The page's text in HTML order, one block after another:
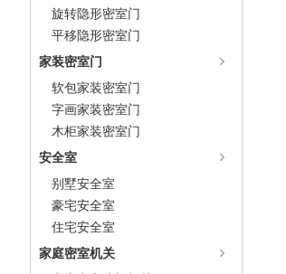
旋转隐形密室门
平移隐形密室门
家装密室门
软包家装密室门
字画家装密室门
木柜家装密室门
安全室
别墅安全室
豪宅安全室
住宅安全室
家庭密室机关